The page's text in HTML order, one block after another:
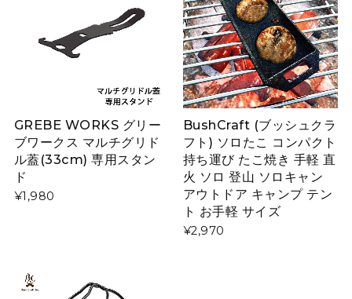
GREBE WORKS グリー
ブワークス マルチグリド
ル蓋(33cm) 専用スタン
ド
¥1,980
BushCraft (ブッシュクラ
フト) ソロたこ コンパクト
持ち運び たこ焼き 手軽 直
火 ソロ 登山 ソロキャン
アウトドア キャンプ テン
ト お手軽 サイズ
¥2,970